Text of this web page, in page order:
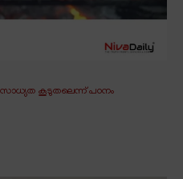
സാധ്യത കൂടുതലെന്ന് പഠനം